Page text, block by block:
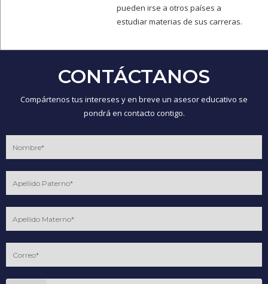
pueden irse a otros países a
estudiar materias de sus carreras.
CONTÁCTANOS
Compártenos tus intereses y en breve un asesor educativo se
pondrá en contacto contigo.